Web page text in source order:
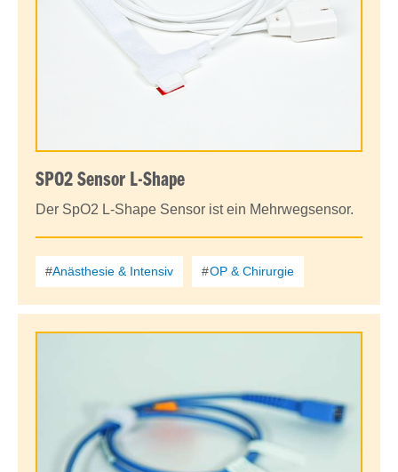
SPO2 Sensor L-Shape
Der SpO2 L-Shape Sensor ist ein Mehrwegsensor.
Anästhesie & Intensiv OP & Chirurgie